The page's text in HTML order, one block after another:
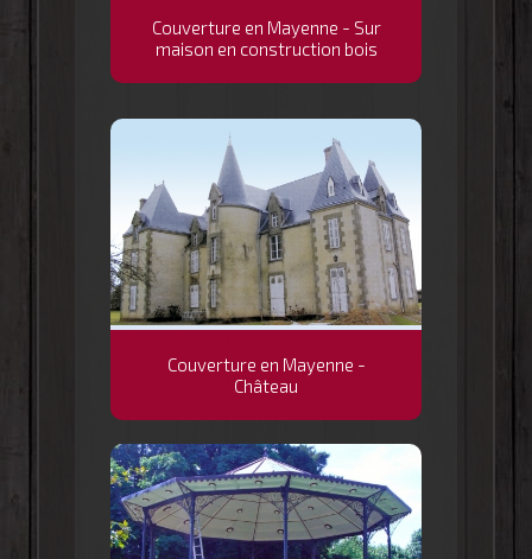
Couverture en Mayenne - Sur
maison en construction bois
Couverture en Mayenne -
Château